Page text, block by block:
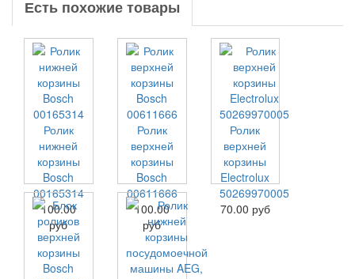
Есть похожие товары
Ролик
нижней
корзины
Bosch
00165314
100.00
руб
Ролик
верхней
корзины
Bosch
00611666
100.00
руб
Ролик
верхней
корзины
Electrolux
50269970005
70.00 руб